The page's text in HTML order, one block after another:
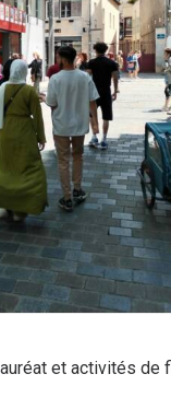
et activités de